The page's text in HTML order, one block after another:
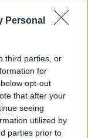
Personal
third parties, or
for
opt-out
that after your
seeing
utilized by
parties prior to
0 reacties